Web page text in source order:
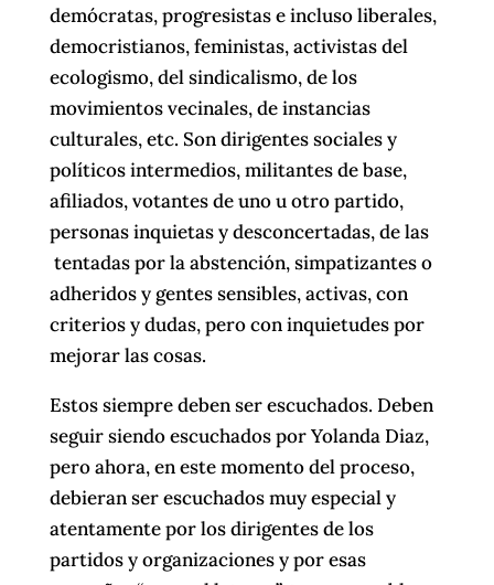
demócratas, progresistas e incluso liberales,
democristianos, feministas, activistas del
ecologismo, del sindicalismo, de los
movimientos vecinales, de instancias
culturales, etc. Son dirigentes sociales y
políticos intermedios, militantes de base,
afiliados, votantes de uno u otro partido,
personas inquietas y desconcertadas, de las
tentadas por la abstención, simpatizantes o
adheridos y gentes sensibles, activas, con
criterios y dudas, pero con inquietudes por
mejorar las cosas.
Estos siempre deben ser escuchados. Deben
seguir siendo escuchados por Yolanda Diaz,
pero ahora, en este momento del proceso,
debieran ser escuchados muy especial y
atentamente por los dirigentes de los
partidos y organizaciones y por esas